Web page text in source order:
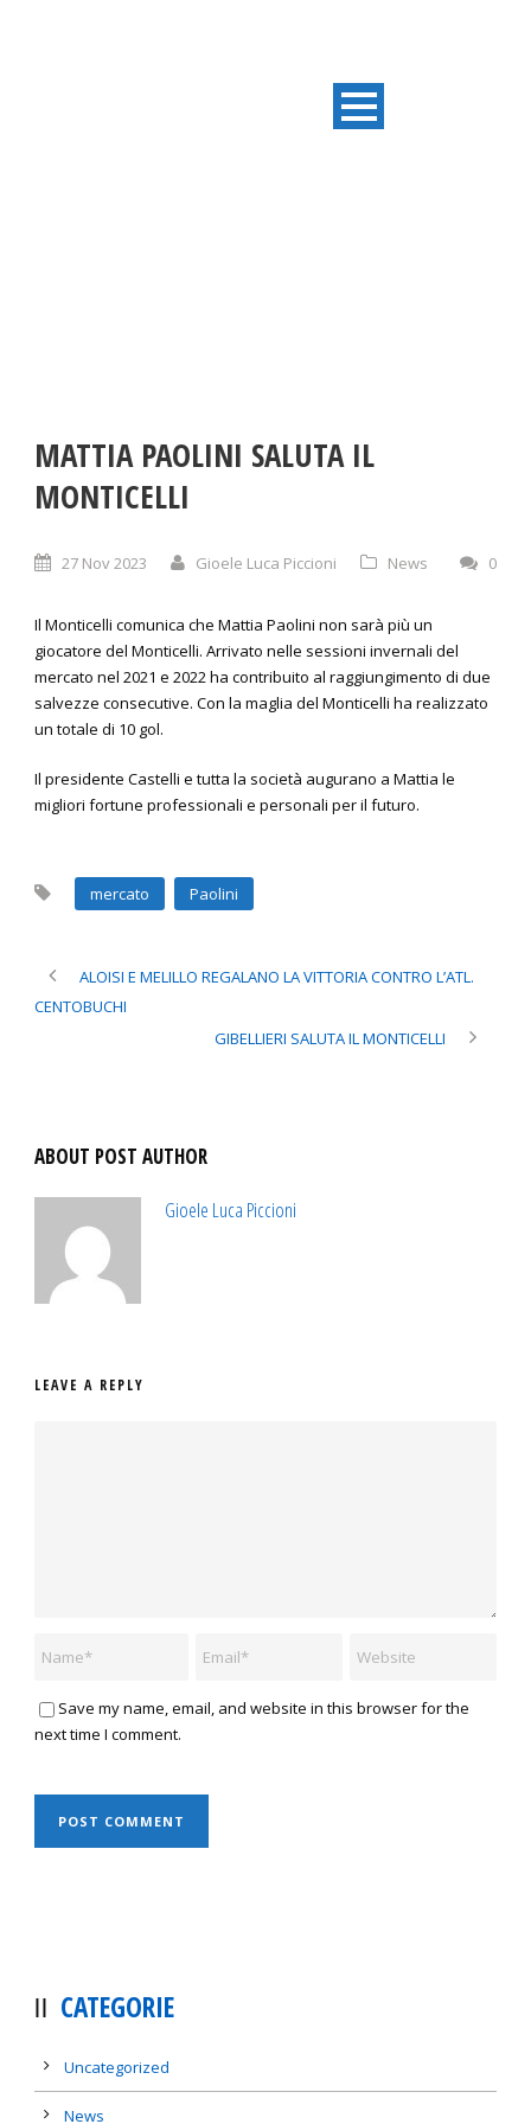
MATTIA PAOLINI SALUTA IL
MONTICELLI
27 Nov 2023 Gioele Luca Piccioni News 0
Il Monticelli comunica che Mattia Paolini non sarà più un
giocatore del Monticelli. Arrivato nelle sessioni invernali del
mercato nel 2021 e 2022 ha contribuito al raggiungimento di due
salvezze consecutive. Con la maglia del Monticelli ha realizzato
un totale di 10 gol.
Il presidente Castelli e tutta la società augurano a Mattia le
migliori fortune professionali e personali per il futuro.
mercato Paolini
ALOISI E MELILLO REGALANO LA VITTORIA CONTRO L’ATL.
CENTOBUCHI
GIBELLIERI SALUTA IL MONTICELLI
ABOUT POST AUTHOR
Gioele Luca Piccioni
LEAVE A REPLY
Save my name, email, and website in this browser for the
next time I comment.
CATEGORIE
Uncategorized
News